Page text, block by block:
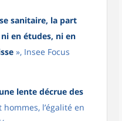
sanitaire, la part
en études, ni en
», Insee Focus
lente décrue des
hommes, l’égalité en